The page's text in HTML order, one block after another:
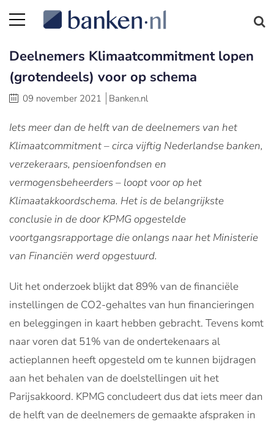
Deelnemers Klimaatcommitment lopen
(grotendeels) voor op schema
09 november 2021 Banken.nl
Iets meer dan de helft van de deelnemers van het
Klimaatcommitment – circa vijftig Nederlandse banken,
verzekeraars, pensioenfondsen en
vermogensbeheerders – loopt voor op het
Klimaatakkoordschema. Het is de belangrijkste
conclusie in de door KPMG opgestelde
voortgangsrapportage die onlangs naar het Ministerie
van Financiën werd opgestuurd.
Uit het onderzoek blijkt dat 89% van de financiële
instellingen de CO2-gehaltes van hun financieringen
en beleggingen in kaart hebben gebracht. Tevens komt
naar voren dat 51% van de ondertekenaars al
actieplannen heeft opgesteld om te kunnen bijdragen
aan het behalen van de doelstellingen uit het
Parijsakkoord. KPMG concludeert dus dat iets meer dan
de helft van de deelnemers de gemaakte afspraken in